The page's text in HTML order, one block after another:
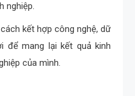
nghiệp.
kết hợp công nghệ, dữ
để mang lại kết quả kinh
của mình.